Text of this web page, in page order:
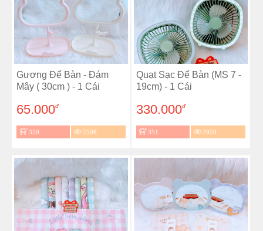
Gương Để Bàn - Đám
Mây ( 30cm ) - 1 Cái
65.000đ
350 2508
Quạt Sạc Để Bàn (MS 7 -
19cm) - 1 Cái
330.000đ
351 2920